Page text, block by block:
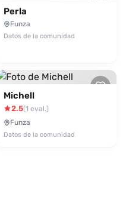
Perla
Funza
Datos de la comunidad
Michell
2.5(1 eval.)
Funza
Datos de la comunidad